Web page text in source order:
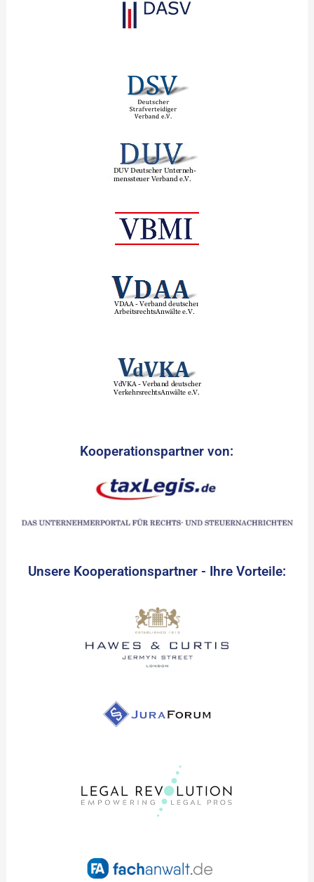
Kooperationspartner von:
Unsere Kooperationspartner - Ihre Vorteile: